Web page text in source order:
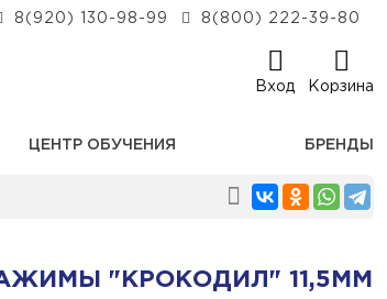
8(920) 130-98-99 8(800) 222-39-80
Вход Корзина
ЦЕНТР ОБУЧЕНИЯ БРЕНДЫ
"КРОКОДИЛ" 11,5ММ